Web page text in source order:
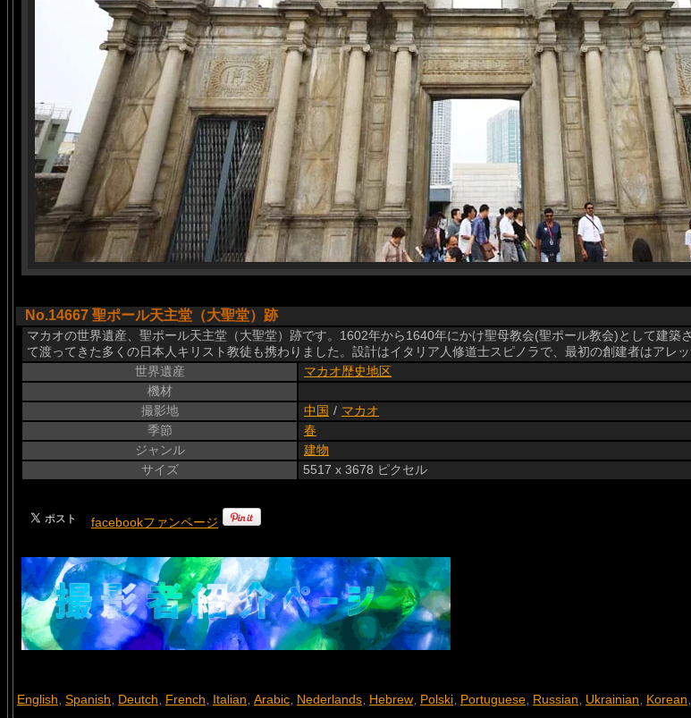
No.14667 聖ポール天主堂（大聖堂）跡
マカオの世界遺産、聖ポール天主堂（大聖堂）跡です。1602年から1640年にかけ聖母教会(聖ポール教会)として建築
て渡ってきた多くの日本人キリスト教徒も携わりました。設計はイタリア人修道士スピノラで、最初の創建者はアレ
世界遺産
マカオ歴史地区
機材
撮影地
中国 / マカオ
季節
春
ジャンル
建物
サイズ
5517 x 3678 ピクセル
facebookファンページ
English, Spanish, Deutch, French, Italian, Arabic, Nederlands, Hebrew, Polski, Portuguese, Russian, Ukrainian, Korean,